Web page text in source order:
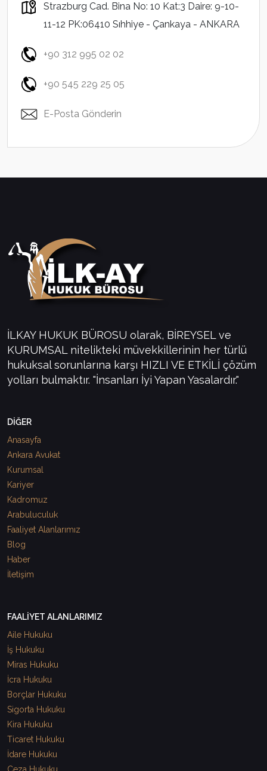
Strazburg Cad. Bina No: 10 Kat:3 Daire: 9-10-
11-12 PK:06410 Sıhhiye - Çankaya - ANKARA
+90 312 995 02 02
+90 545 229 25 05
E-Posta Gönderin
İLKAY HUKUK BÜROSU olarak, BİREYSEL ve
KURUMSAL nitelikteki müvekkillerinin her türlü
hukuksal sorunlarına karşı HIZLI VE ETKİLİ çözüm
yolları bulmaktır. "İnsanları İyi Yapan Yasalardır."
DİĞER
Anasayfa
Ankara Avukat
Kurumsal
Kariyer
Kadromuz
Arabuluculuk
Faaliyet Alanlarımız
Blog
Haber
İletişim
FAALİYET ALANLARIMIZ
Aile Hukuku
İş Hukuku
Miras Hukuku
İcra Hukuku
Borçlar Hukuku
Sigorta Hukuku
Kira Hukuku
Ticaret Hukuku
İdare Hukuku